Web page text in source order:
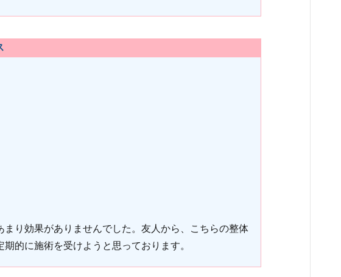
り効果がありませんでした。友人から、こちらの整体
的に施術を受けようと思っております。